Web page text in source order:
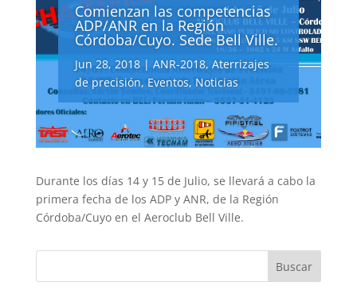
Comienzan las competencias
ADP/ANR en la Región
Córdoba/Cuyo. Sede Bell Ville.
Jun 28, 2018 |ANR-2018,Aterrizajes
de precisión,Eventos,Noticias
Durante los días 14 y 15 de Julio, se llevará a cabo la
primera fecha de los ADP y ANR, de la Región
Córdoba/Cuyo en el Aeroclub Bell Ville.